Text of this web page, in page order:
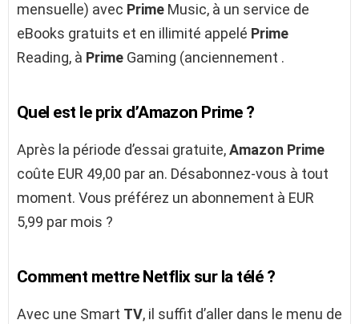
mensuelle) avec Prime Music, à un service de
eBooks gratuits et en illimité appelé Prime
Reading, à Prime Gaming (anciennement .
Quel est le prix d’Amazon Prime ?
Après la période d’essai gratuite,Amazon Prime
coûte EUR 49,00 par an. Désabonnez-vous à tout
moment. Vous préférez un abonnement à EUR
5,99 par mois ?
Comment mettre Netflix sur la télé ?
Avec une Smart TV, il suffit d’aller dans le menu de